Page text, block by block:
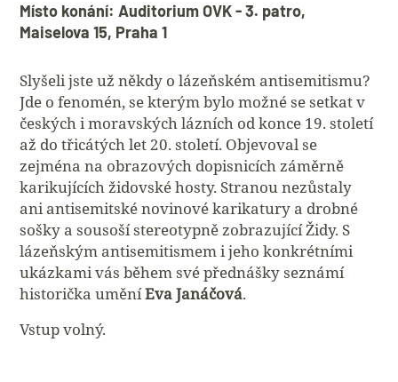
Místo konání: Auditorium OVK - 3. patro,
Maiselova 15, Praha 1
Slyšeli jste už někdy o lázeňském antisemitismu?
Jde o fenomén, se kterým bylo možné se setkat v
českých i moravských lázních od konce 19. století
až do třicátých let 20. století. Objevoval se
zejména na obrazových dopisnicích záměrně
karikujících židovské hosty. Stranou nezůstaly
ani antisemitské novinové karikatury a drobné
sošky a sousoší stereotypně zobrazující Židy. S
lázeňským antisemitismem i jeho konkrétními
ukázkami vás během své přednášky seznámí
historička uměníEva Janáčová.
Vstup volný.